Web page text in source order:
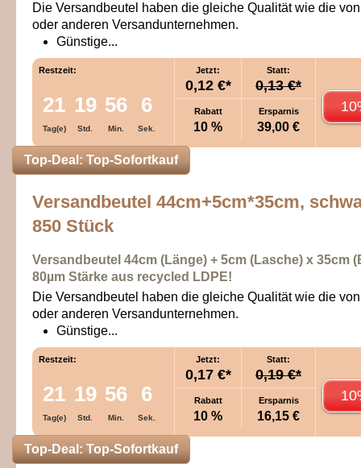
Die Versandbeutel haben die gleiche Qualität wie die
oder anderen Versandunternehmen.
Günstige...
Restzeit:
21
Tag(e)
19
Std.
56
Min.
6
Sek.
Jetzt:
0,12 €*
Statt:
0,13 €*
Rabatt
10 %
Ersparnis
39,00 €
Top-Deal: Top-Sofortkauf
Versandbeutel 44cm+5cm*35cm,
850 Stück
Versandbeutel 44cm (Länge) + 5cm (Lasche) x 35cm
80µm Stärke aus recycled LDPE!
Die Versandbeutel haben die gleiche Qualität wie die
oder anderen Versandunternehmen.
Günstige...
Restzeit:
21
Tag(e)
19
Std.
56
Min.
6
Sek.
Jetzt:
0,17 €*
Statt:
0,19 €*
Rabatt
10 %
Ersparnis
16,15 €
Top-Deal: Top-Sofortkauf